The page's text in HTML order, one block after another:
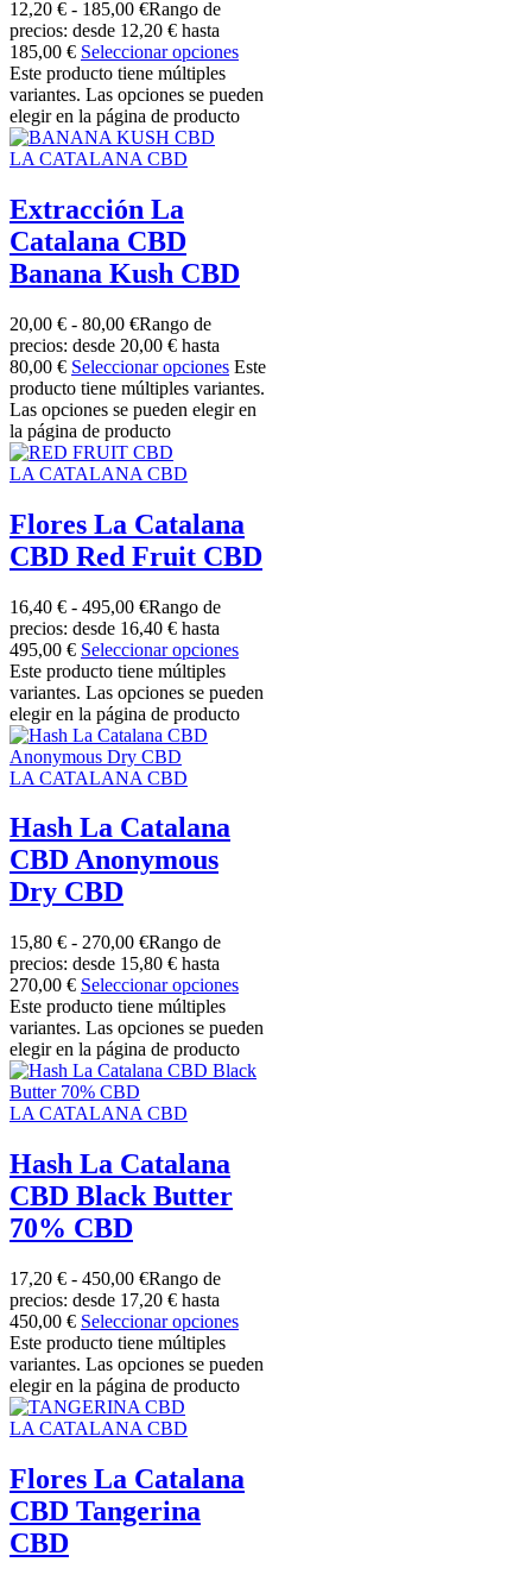
12,20 € - 185,00 €Rango de
precios: desde 12,20 € hasta
185,00 € Seleccionar opciones
Este producto tiene múltiples
variantes. Las opciones se pueden
elegir en la página de producto
LA CATALANA CBD
Extracción La
Catalana CBD
Banana Kush CBD
20,00 € - 80,00 €Rango de
precios: desde 20,00 € hasta
80,00 € Seleccionar opciones Este
producto tiene múltiples variantes.
Las opciones se pueden elegir en
la página de producto
LA CATALANA CBD
Flores La Catalana
CBD Red Fruit CBD
16,40 € - 495,00 €Rango de
precios: desde 16,40 € hasta
495,00 € Seleccionar opciones
Este producto tiene múltiples
variantes. Las opciones se pueden
elegir en la página de producto
LA CATALANA CBD
Hash La Catalana
CBD Anonymous
Dry CBD
15,80 € - 270,00 €Rango de
precios: desde 15,80 € hasta
270,00 € Seleccionar opciones
Este producto tiene múltiples
variantes. Las opciones se pueden
elegir en la página de producto
LA CATALANA CBD
Hash La Catalana
CBD Black Butter
70% CBD
17,20 € - 450,00 €Rango de
precios: desde 17,20 € hasta
450,00 € Seleccionar opciones
Este producto tiene múltiples
variantes. Las opciones se pueden
elegir en la página de producto
LA CATALANA CBD
Flores La Catalana
CBD Tangerina
CBD